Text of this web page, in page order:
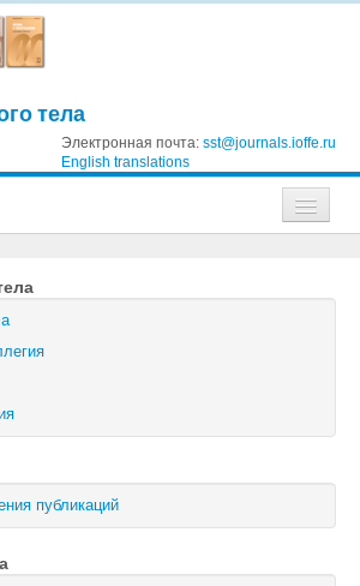
тела
Электронная почта: sst@journals.ioffe.ru
English translations
физики
технической физики
тела
полупроводников
публикаций